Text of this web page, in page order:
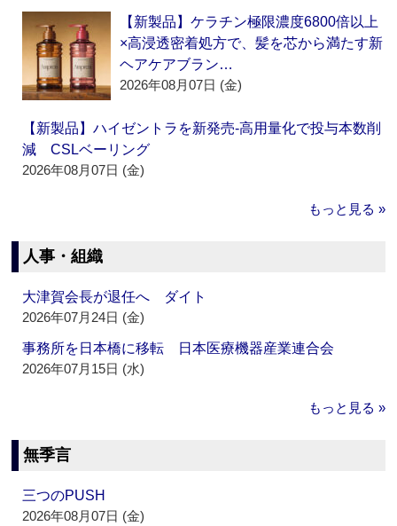
【新製品】ケラチン極限濃度6800倍以上
×高浸透密着処方で、髪を芯から満たす新
ヘアケアブラン…
2026年08月07日 (金)
【新製品】ハイゼントラを新発売‐高用量化で投与本数削
減 CSLベーリング
2026年08月07日 (金)
もっと見る »
人事・組織
大津賀会長が退任へ ダイト
2026年07月24日 (金)
事務所を日本橋に移転 日本医療機器産業連合会
2026年07月15日 (水)
もっと見る »
無季言
三つのPUSH
2026年08月07日 (金)